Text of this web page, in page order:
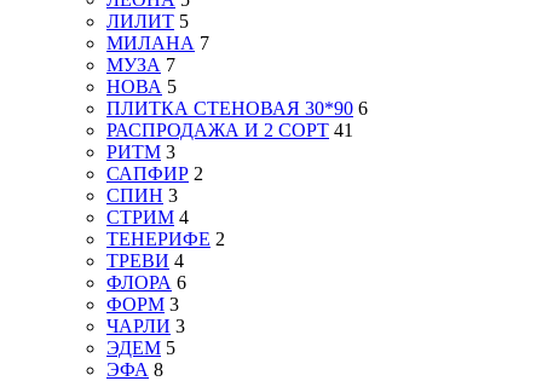
ЛИЛИТ 5
МИЛАНА 7
МУЗА 7
НОВА 5
ПЛИТКА СТЕНОВАЯ 30*90 6
РАСПРОДАЖА И 2 СОРТ 41
РИТМ 3
САПФИР 2
СПИН 3
СТРИМ 4
ТЕНЕРИФЕ 2
ТРЕВИ 4
ФЛОРА 6
ФОРМ 3
ЧАРЛИ 3
ЭДЕМ 5
ЭФА 8